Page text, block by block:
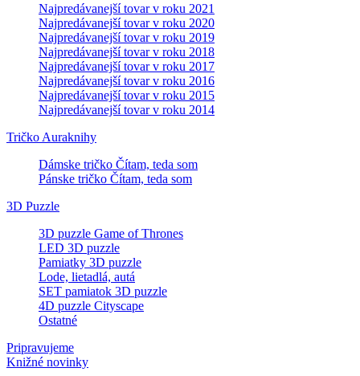
Najpredávanejší tovar v roku 2021
Najpredávanejší tovar v roku 2020
Najpredávanejší tovar v roku 2019
Najpredávanejší tovar v roku 2018
Najpredávanejší tovar v roku 2017
Najpredávanejší tovar v roku 2016
Najpredávanejší tovar v roku 2015
Najpredávanejší tovar v roku 2014
Tričko Auraknihy
Dámske tričko Čítam, teda som
Pánske tričko Čítam, teda som
3D Puzzle
3D puzzle Game of Thrones
LED 3D puzzle
Pamiatky 3D puzzle
Lode, lietadlá, autá
SET pamiatok 3D puzzle
4D puzzle Cityscape
Ostatné
Pripravujeme
Knižné novinky